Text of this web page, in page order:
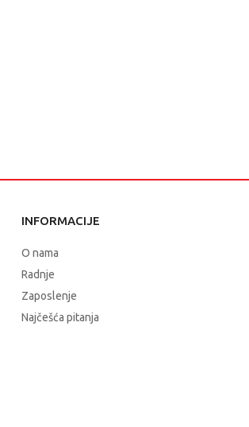
INFORMACIJE
O nama
Radnje
Zaposlenje
Najčešća pitanja